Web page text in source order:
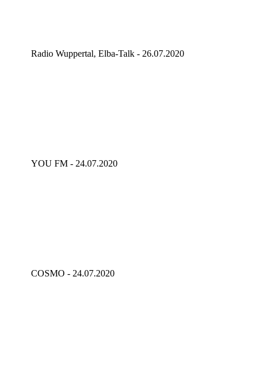
Radio Wuppertal, Elba-Talk - 26.07.2020
YOU FM - 24.07.2020
COSMO - 24.07.2020